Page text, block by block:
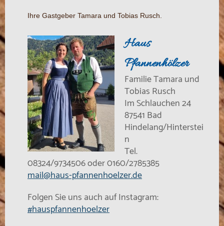
Ihre Gastgeber Tamara und Tobias Rusch.
Haus
Pfannenhölzer
Familie Tamara und
Tobias Rusch
Im Schlauchen 24
87541 Bad
Hindelang/Hinterstei
n
Tel.
08324/9734506 oder 0160/2785385
mail@haus-pfannenhoelzer.de
Folgen Sie uns auch auf Instagram:
#hauspfannenhoelzer